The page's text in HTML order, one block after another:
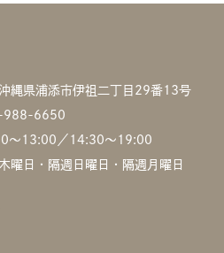
県浦添市伊祖二丁目29番13号
988-6650
〜13:00／14:30〜19:00
日・隔週日曜日・隔週月曜日